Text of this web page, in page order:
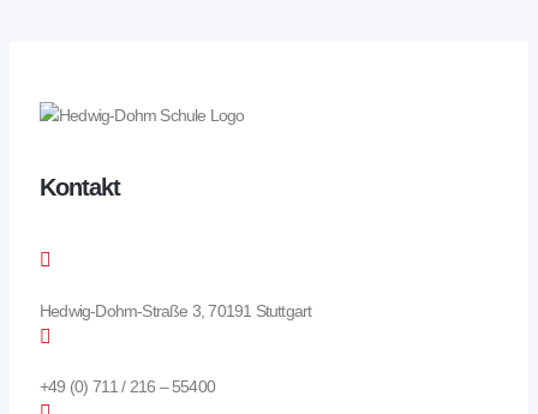
Kontakt
Hedwig-Dohm-Straße 3, 70191 Stuttgart
+49 (0) 711 / 216 – 55400